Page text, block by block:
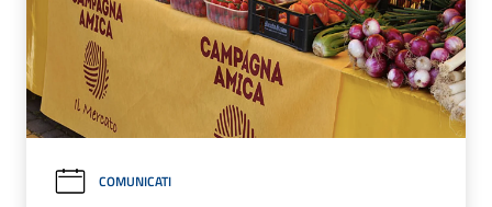
COMUNICATI